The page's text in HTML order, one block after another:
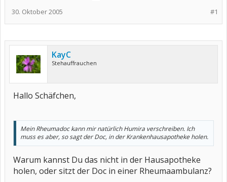
#1
30. Oktober 2005
KayC
Stehauffrauchen
Hallo Schäfchen,
Mein Rheumadoc kann mir natürlich Humira verschreiben. Ich
muss es aber, so sagt der Doc, in der Krankenhausapotheke holen.
Warum kannst Du das nicht in der Hausapotheke
holen, oder sitzt der Doc in einer Rheumaambulanz?